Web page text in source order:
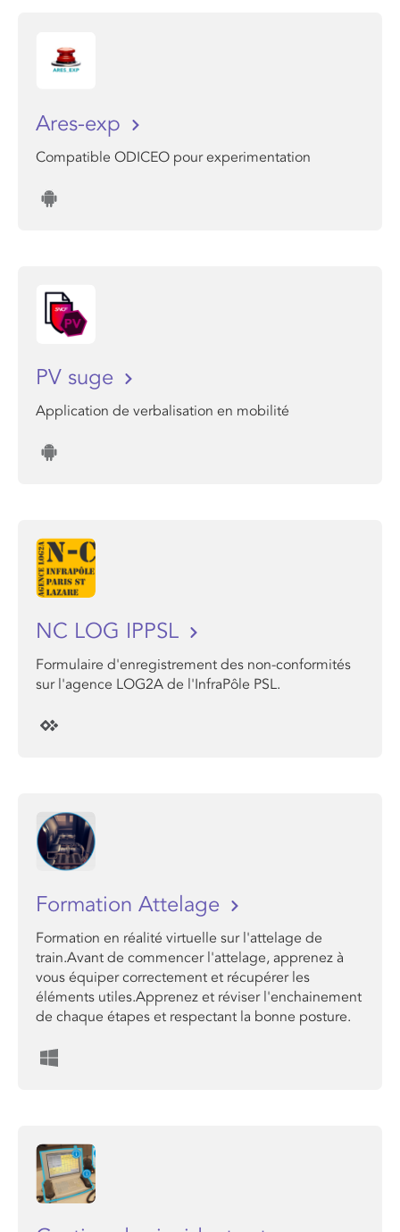
Ares-exp
Compatible ODICEO pour experimentation
PV suge
Application de verbalisation en mobilité
NC LOG IPPSL
Formulaire d'enregistrement des non-conformités
sur l'agence LOG2A de l'InfraPôle PSL.
Formation Attelage
Formation en réalité virtuelle sur l'attelage de
train.Avant de commencer l'attelage, apprenez à
vous équiper correctement et récupérer les
éléments utiles.Apprenez et réviser l'enchainement
de chaque étapes et respectant la bonne posture.